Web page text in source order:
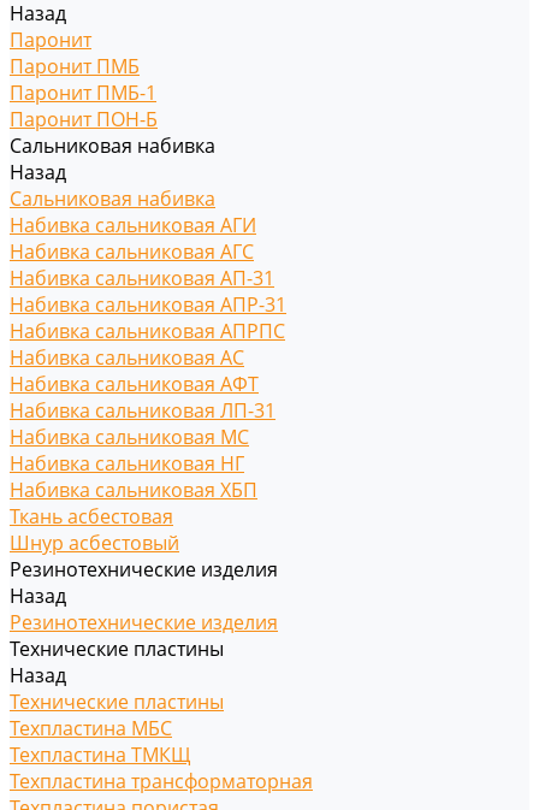
Назад
Паронит
Паронит ПМБ
Паронит ПМБ-1
Паронит ПОН-Б
Сальниковая набивка
Назад
Сальниковая набивка
Набивка сальниковая АГИ
Набивка сальниковая АГС
Набивка сальниковая АП-31
Набивка сальниковая АПР-31
Набивка сальниковая АПРПС
Набивка сальниковая АС
Набивка сальниковая АФТ
Набивка сальниковая ЛП-31
Набивка сальниковая МС
Набивка сальниковая НГ
Набивка сальниковая ХБП
Ткань асбестовая
Шнур асбестовый
Резинотехнические изделия
Назад
Резинотехнические изделия
Технические пластины
Назад
Технические пластины
Техпластина МБС
Техпластина ТМКЩ
Техпластина трансформаторная